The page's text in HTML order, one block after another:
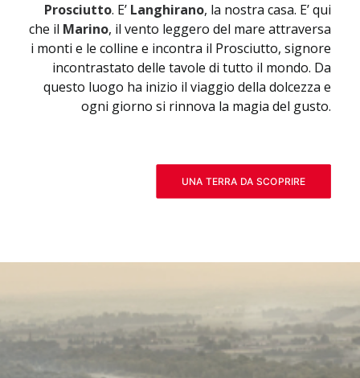
Prosciutto. E’ Langhirano, la nostra casa. E’ qui
che il Marino, il vento leggero del mare attraversa
i monti e le colline e incontra il Prosciutto, signore
incontrastato delle tavole di tutto il mondo. Da
questo luogo ha inizio il viaggio della dolcezza e
ogni giorno si rinnova la magia del gusto.
UNA TERRA DA SCOPRIRE